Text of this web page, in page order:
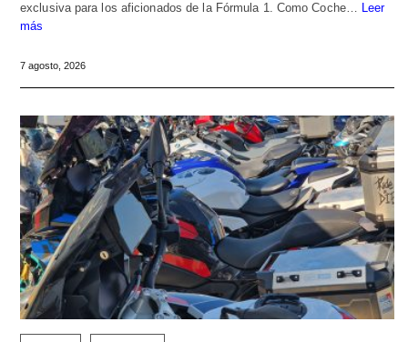
exclusiva para los aficionados de la Fórmula 1. Como Coche… Leer
más
7 agosto, 2026